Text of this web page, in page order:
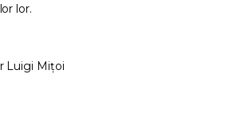
lor.
Luigi Mițoi